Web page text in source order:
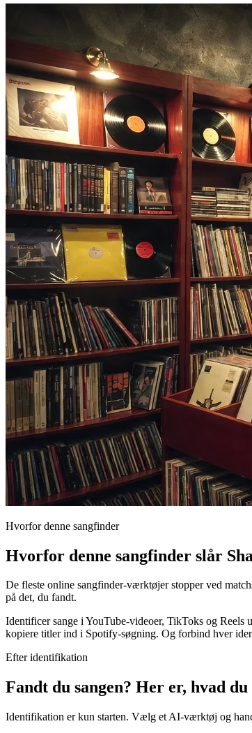
Hvorfor denne sangfinder
Hvorfor denne sangfinder slår
De fleste online sangfinder-værktøjer stopper ved
på det, du fandt.
Identificer sange i YouTube-videoer, TikToks og
kopiere titler ind i Spotify-søgning. Og forbind hver
Efter identifikation
Fandt du sangen? Her er, hvad
Identifikation er kun starten. Vælg et AI-værktøj og